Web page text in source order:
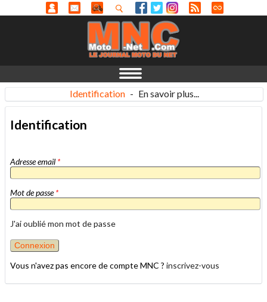
Identification - En savoir plus...
Identification
Adresse email *
Mot de passe*
J'ai oublié mon mot de passe
Vous n'avez pas encore de compte MNC ? inscrivez-vous